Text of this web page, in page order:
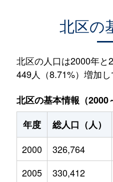
北区の
北区の人口は2000年と
449人（8.71%）増加し
北区の基本情報（2000
年度
総人口（人）
2000
326,764
2005
330,412